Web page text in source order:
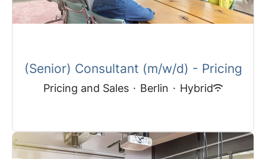
(Senior) Consultant (m/w/d) - Pricing
Pricing and Sales · Berlin · Hybrid